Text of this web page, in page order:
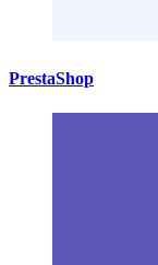
PrestaShop